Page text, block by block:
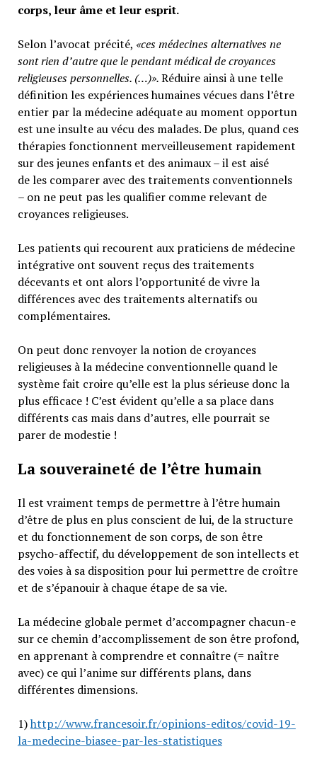
corps, leur âme et leur esprit.
Selon l’avocat précité, «ces médecines alternatives ne
sont rien d’autre que le pendant médical de croyances
religieuses personnelles. (…)».Réduire ainsi à une telle
définition les expériences humaines vécues dans l’être
entier par la médecine adéquate au moment opportun
est une insulte au vécu des malades. De plus, quand ces
thérapies fonctionnent merveilleusement rapidement
sur des jeunes enfants et des animaux – il est aisé
de les comparer avec des traitements conventionnels
– on ne peut pas les qualifier comme relevant de
croyances religieuses.
Les patients qui recourent aux praticiens de médecine
intégrative ont souvent reçus des traitements
décevants et ont alors l’opportunité de vivre la
différences avec des traitements alternatifs ou
complémentaires.
On peut donc renvoyer la notion de croyances
religieuses à la médecine conventionnelle quand le
système fait croire qu’elle est la plus sérieuse donc la
plus efficace ! C’est évident qu’elle a sa place dans
différents cas mais dans d’autres, elle pourrait se
parer de modestie !
La souveraineté de l’être humain
Il est vraiment temps de permettre à l’être humain
d’être de plus en plus conscient de lui, de la structure
et du fonctionnement de son corps, de son être
psycho-affectif, du développement de son intellects et
des voies à sa disposition pour lui permettre de croître
et de s’épanouir à chaque étape de sa vie.
La médecine globale permet d’accompagner chacun-e
sur ce chemin d’accomplissement de son être profond,
en apprenant à comprendre et connaître (= naître
avec) ce qui l’anime sur différents plans, dans
différentes dimensions.
1)http://www.francesoir.fr/opinions-editos/covid-19-
la-medecine-biasee-par-les-statistiques